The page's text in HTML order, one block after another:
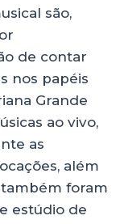
são,
de contar
nos papéis
Grande
ao vivo,
as
além
foram
estúdio de